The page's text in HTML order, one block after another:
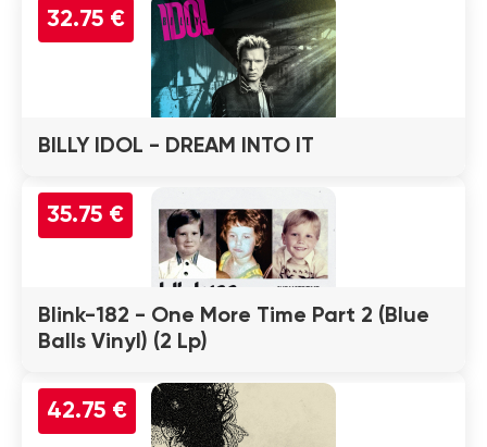
32.75 €
BILLY IDOL - DREAM INTO IT
35.75 €
Blink-182 - One More Time Part 2 (Blue
Balls Vinyl) (2 Lp)
42.75 €